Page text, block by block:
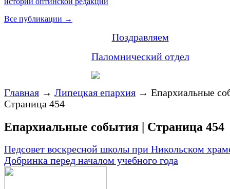
Все публикации →
Поздравляем
Паломнический отдел
Главная → Липецкая епархия → Епархиальные
Страница 454
Епархиальные события | Страница 454
Педсовет воскресной школы при Никольском
Добринка перед началом учебного года